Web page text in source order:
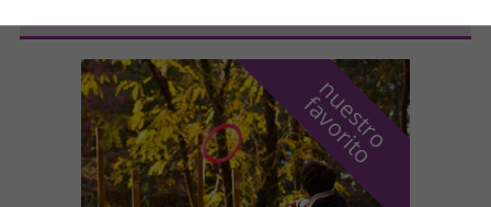
n
u
e
s
t
r
o
f
a
v
o
r
i
t
o